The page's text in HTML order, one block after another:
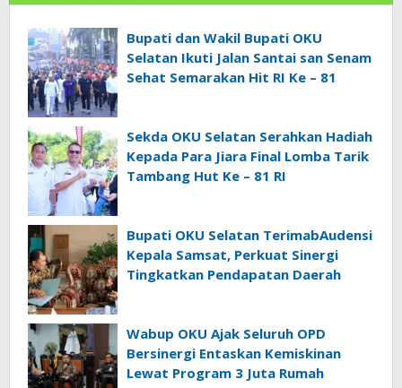
Bupati dan Wakil Bupati OKU
Selatan Ikuti Jalan Santai san Senam
Sehat Semarakan Hit RI Ke – 81
Sekda OKU Selatan Serahkan Hadiah
Kepada Para Jiara Final Lomba Tarik
Tambang Hut Ke – 81 RI
Bupati OKU Selatan TerimabAudensi
Kepala Samsat, Perkuat Sinergi
Tingkatkan Pendapatan Daerah
Wabup OKU Ajak Seluruh OPD
Bersinergi Entaskan Kemiskinan
Lewat Program 3 Juta Rumah